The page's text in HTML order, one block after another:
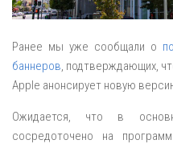
Ранее мы уже сообщали о
баннеров , подтверждающих,
Apple анонсирует новую
Ожидается, что в
сосредоточено на